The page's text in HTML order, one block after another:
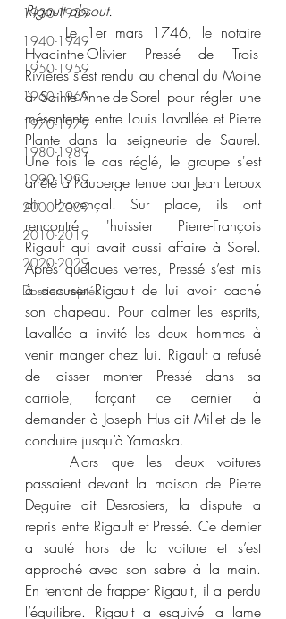
1930-1939
1940-1949
1950-1959
1960-1969
1970-1979
1980-1989
1990-1999
2000-2009
2010-2019
2020-2029
Dossiers rejetés
Rigault absout.
	Le 1er mars 1746, le notaire
Hyacinthe-Olivier Pressé de Trois-
Rivières s’est rendu au chenal du Moine
à Sainte-Anne-de-Sorel pour régler une
mésentente entre Louis Lavallée et Pierre
Plante dans la seigneurie de Saurel.
Une fois le cas réglé, le groupe s'est
arrêté à l'auberge tenue par Jean Leroux
dit Provençal. Sur place, ils ont
rencontré l'huissier Pierre-François
Rigault qui avait aussi affaire à Sorel.
Après quelques verres, Pressé s’est mis
à accuser Rigault de lui avoir caché
son chapeau. Pour calmer les esprits,
Lavallée a invité les deux hommes à
venir manger chez lui. Rigault a refusé
de laisser monter Pressé dans sa
carriole, forçant ce dernier à
demander à Joseph Hus dit Millet de le
conduire jusqu’à Yamaska.
passaient devant la maison de Pierre
Deguire dit Desrosiers, la dispute a
repris entre Rigault et Pressé. Ce dernier
a sauté hors de la voiture et s’est
approché avec son sabre à la main.
En tentant de frapper Rigault, il a perdu
l’équilibre. Rigault a esquivé la lame